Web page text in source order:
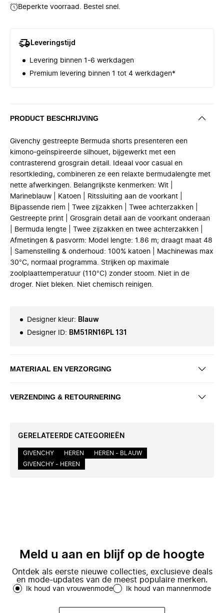
Beperkte voorraad. Bestel snel.
Leveringstijd
Levering binnen 1-6 werkdagen
Premium levering binnen 1 tot 4 werkdagen*
PRODUCT BESCHRIJVING
Givenchy gestreepte Bermuda shorts presenteren een
kimono-geïnspireerde silhouet, bijgewerkt met een
contrasterend grosgrain detail. Ideaal voor casual en
resortkleding, combineren ze een relaxte bermudalengte met
nette afwerkingen. Belangrijkste kenmerken: Wit |
Marineblauw | Katoen | Ritssluiting aan de voorkant |
Bijpassende riem | Twee zijzakken | Twee achterzakken |
Gestreepte print | Grosgrain detail aan de voorkant onderaan
| Bermuda lengte | Twee zijzakken en twee achterzakken |
Afmetingen & pasvorm: Model lengte: 1.86 m; draagt maat 48
| Samenstelling & onderhoud: 100% katoen | Machinewas max
30°C, normaal programma. Strijken op maximale
zoolplaattemperatuur (110°C) zonder stoom. Niet in de
droger. Niet bleken. Niet chemisch reinigen.
Designer kleur: Blauw
Designer ID: BM51RN16PL 131
MATERIAAL EN VERZORGING
VERZENDING & RETOURNERING
GERELATEERDE CATEGORIEËN
GIVENCHY HEREN
HEREN - BLAUW
GIVENCHY - HEREN
Meld u aan en blijf op de hoogte
Ontdek als eerste nieuwe collecties, exclusieve deals
en mode-updates van de meest populaire merken.
Ik houd van vrouwenmode Ik houd van mannenmode